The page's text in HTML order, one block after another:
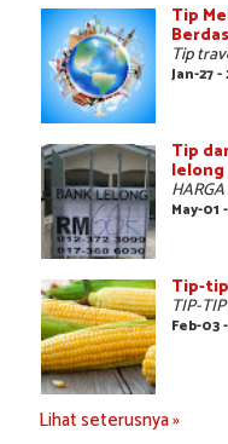
Tip
Tip
Jan-27 -
Tip
lelong
May-01
Tip-
TIP-
Feb-03
Lihat seterusnya »